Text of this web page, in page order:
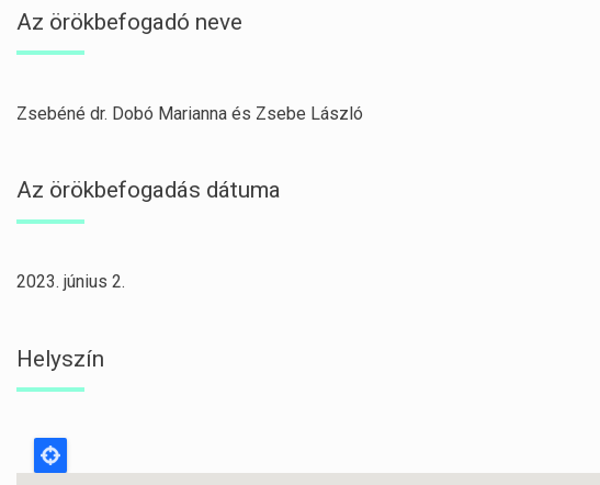
Az örökbefogadó neve
Zsebéné dr. Dobó Marianna és Zsebe László
Az örökbefogadás dátuma
2023. június 2.
Helyszín